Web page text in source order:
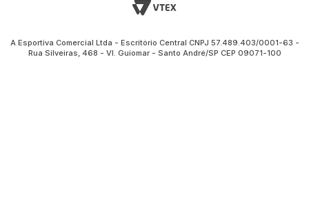
A Esportiva Comercial Ltda - Escritório Central CNPJ 57.489.403/0001-63 -
Rua Silveiras, 468 - Vl. Guiomar - Santo André/SP CEP 09071-100